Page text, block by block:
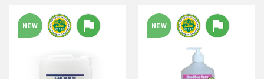
МАШИН
NEW NEW